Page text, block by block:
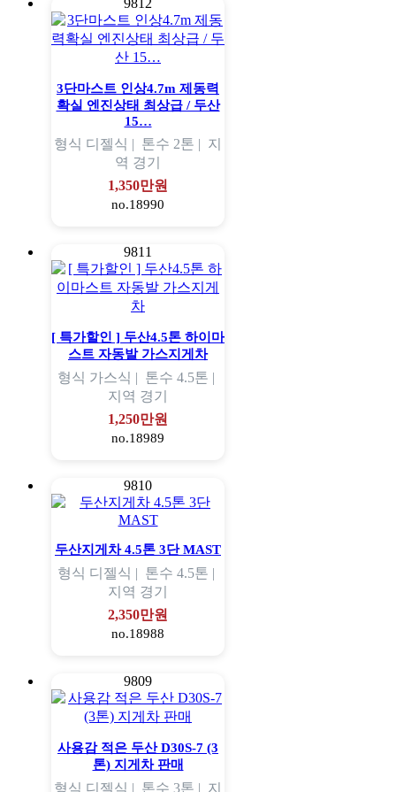
9812
3단마스트 인상4.7m 제동력
확실 엔진상태 최상급 / 두산
15…
형식 디젤식 | 톤수 2톤 | 지
역 경기
1,350만원
no.18990
9811
[ 특가할인 ] 두산4.5톤 하이마
스트 자동발 가스지게차
형식 가스식 | 톤수 4.5톤 |
지역 경기
1,250만원
no.18989
9810
두산지게차 4.5톤 3단 MAST
형식 디젤식 | 톤수 4.5톤 |
지역 경기
2,350만원
no.18988
9809
사용감 적은 두산 D30S-7 (3
톤) 지게차 판매
형식 디젤식 | 톤수 3톤 | 지